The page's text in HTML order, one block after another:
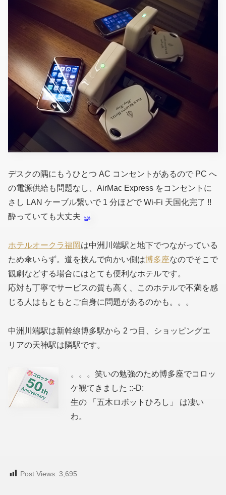
デスクの隅にもうひとつ AC コンセントがあるので PC へ
の電源供給も問題なし、AirMac Express をコンセントに
さし LAN ケーブル繋いで 1 分ほどで Wi-Fi 天国化完了 !!
酔っていても大丈夫
ホテルオークラ福岡は中洲川端駅と地下でつながっている
ため傘いらず。道を挟んで向かい側は博多座なのでそこで
観劇などする場合にはとても便利なホテルです。
応対も丁寧でサービスの質も高く、このホテルで不満を感
じる人はもともとご自身に問題があるのかも。。。
中洲川端駅は新幹線博多駅から 2 つ目、ショッピングエ
リアの天神駅は隣駅です。
。。。笑いの勉強のため博多座でコロッ
ケ観てきました ::-D:
生の 「五木ロボットひろし」 は凄い
わ。
Post Views: 3,695